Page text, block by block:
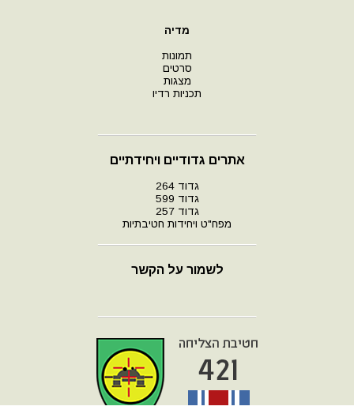
מדיה
תמונות
סרטים
מצגות
תכניות רדיו
אתרים גדודיים ויחידתיים
גדוד 264
גדוד 599
גדוד 257
מפח"ט ויחידות חטיבתיות
לשמור על הקשר